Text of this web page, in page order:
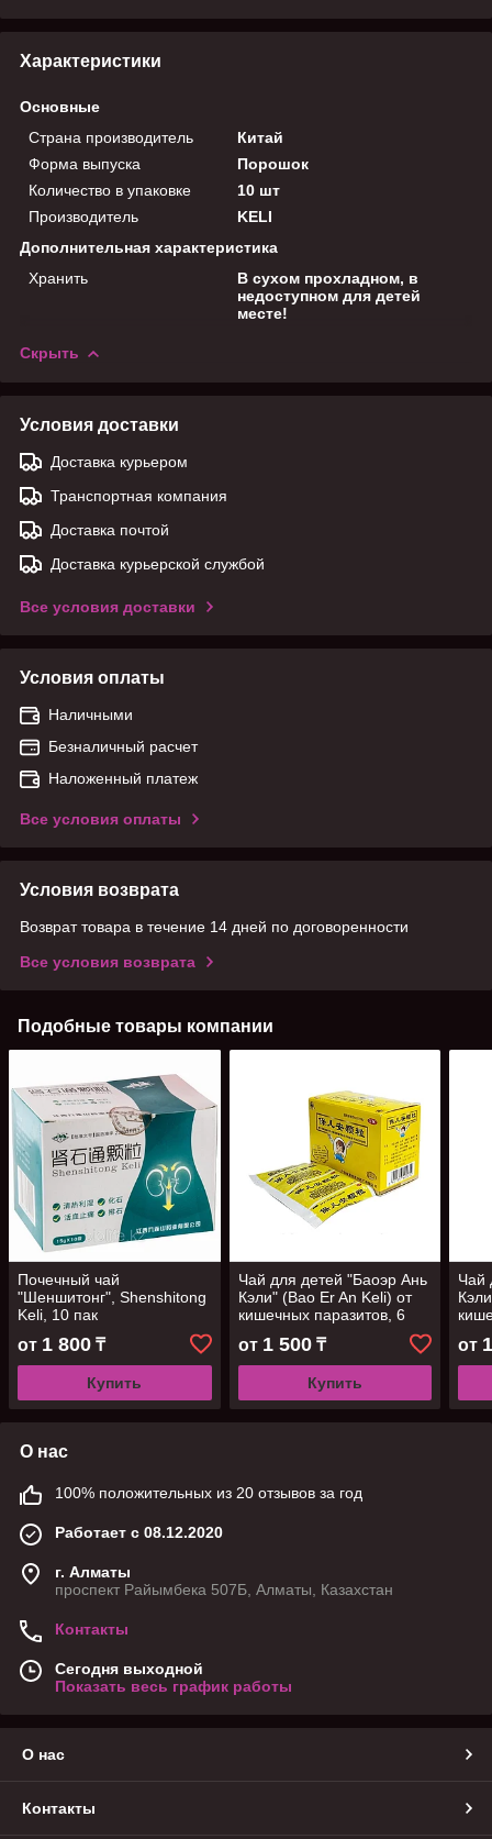
Характеристики
Основные
Страна производитель
Китай
Форма выпуска
Порошок
Количество в упаковке
10 шт
Производитель
KELI
Дополнительная характеристика
Хранить
В сухом прохладном, в
недоступном для детей
месте!
Скрыть
Условия доставки
Доставка курьером
Транспортная компания
Доставка почтой
Доставка курьерской службой
Все условия доставки
Условия оплаты
Наличными
Безналичный расчет
Наложенный платеж
Все условия оплаты
Условия возврата
Возврат товара в течение 14 дней по договоренности
Все условия возврата
Подобные товары компании
Почечный чай
"Шеншитонг", Shenshitong
Keli, 10 пак
от 1 800 ₸
Купить
Чай для детей "Баоэр Ань
Кэли" (Bao Er An Keli) от
кишечных паразитов, 6
от 1 500₸
Купить
Чай
от
О нас
100% положительных из 20 отзывов за год
Работает с 08.12.2020
г. Алматы
проспект Райымбека 507Б, Алматы, Казахстан
Контакты
Сегодня выходной
Показать весь график работы
О нас
Контакты